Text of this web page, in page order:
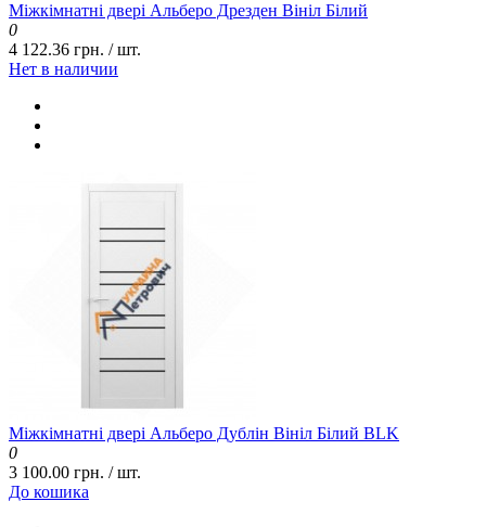
Міжкімнатні двері Альберо Дрезден Вініл Білий
0
4 122.36 грн. / шт.
Нет в наличии
Міжкімнатні двері Альберо Дублін Вініл Білий BLK
0
3 100.00 грн. / шт.
До кошика